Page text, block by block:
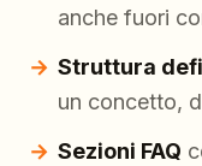
anche fuori
Struttura
un concetto,
Sezioni FAQ